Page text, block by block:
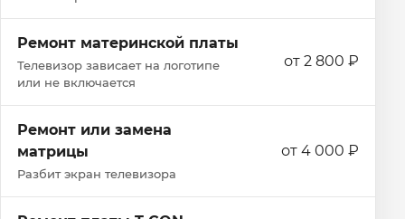
Ремонт материнской платы
Телевизор зависает на логотипе
или не включается
от 2 800 ₽
Ремонт или замена
матрицы
Разбит экран телевизора
от 4 000 ₽